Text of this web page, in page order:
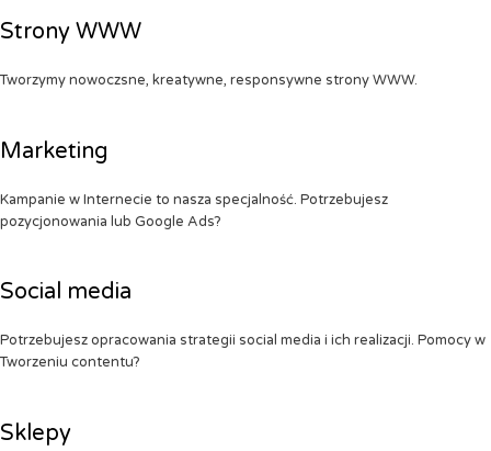
Strony WWW
Tworzymy nowoczsne, kreatywne, responsywne strony WWW.
Marketing
Kampanie w Internecie to nasza specjalność. Potrzebujesz
pozycjonowania lub Google Ads?
Social media
Potrzebujesz opracowania strategii social media i ich realizacji. Pomocy w
Tworzeniu contentu?
Sklepy